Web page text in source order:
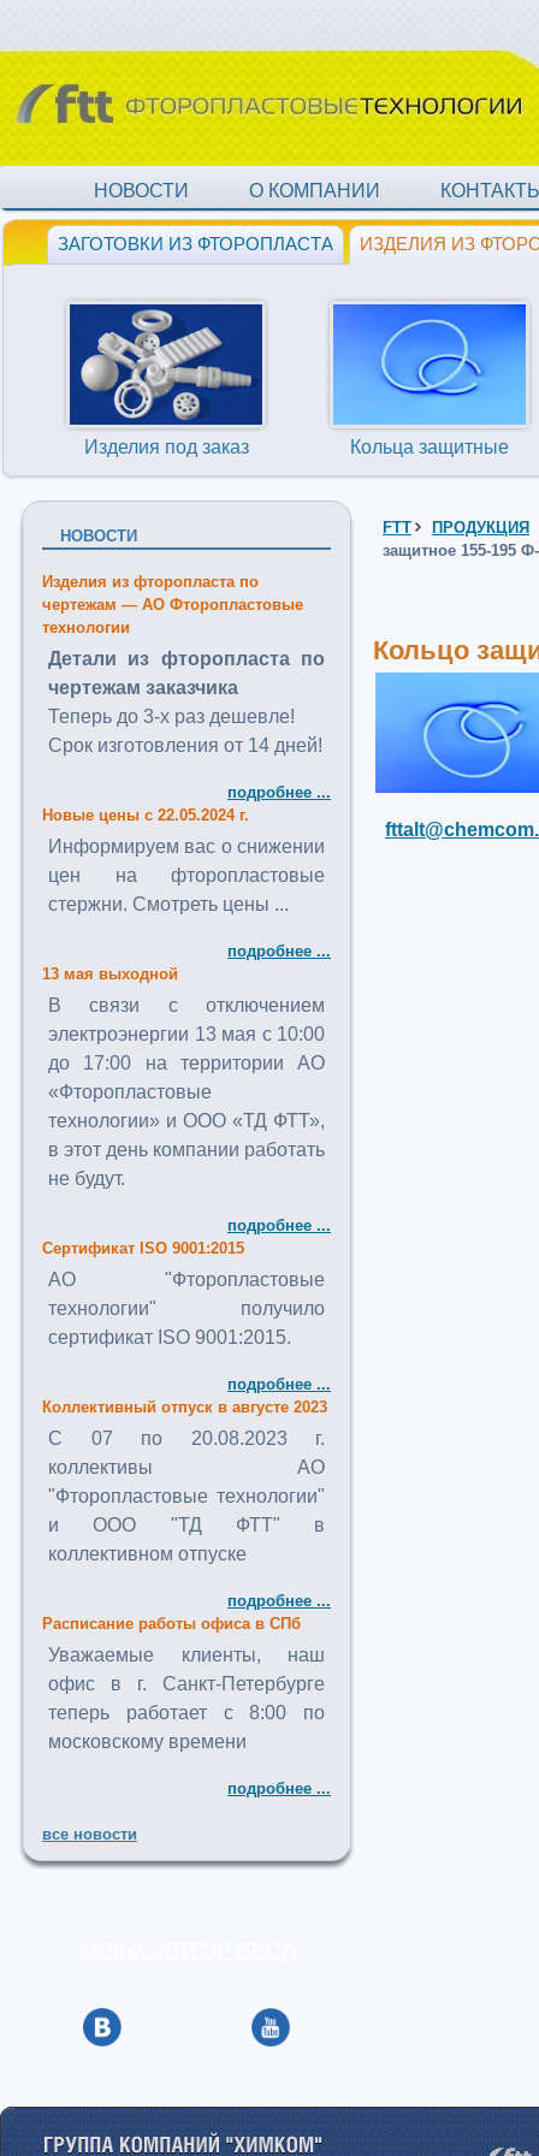
НОВОСТИ О КОМПАНИИ
ЗАГОТОВКИ ИЗ ФТОРОПЛАСТА ИЗДЕЛИЯ ИЗ
Изделия под заказ Кольца защитные
НОВОСТИ
Изделия из фторопласта по
чертежам — АО Фторопластовые
технологии
Детали из фторопласта по
чертежам заказчика
Теперь до 3-х раз дешевле!
Срок изготовления от 14 дней!
подробнее ...
Новые цены с 22.05.2024 г.
Информируем вас о снижении
цен на фторопластовые
стержни. Смотреть цены ...
подробнее ...
13 мая выходной
В связи с отключением
электроэнергии 13 мая с 10:00
до 17:00 на территории АО
«Фторопластовые
технологии» и ООО «ТД ФТТ»,
в этот день компании работать
не будут.
подробнее ...
Сертификат ISO 9001:2015
АО "Фторопластовые
технологии" получило
сертификат ISO 9001:2015.
подробнее ...
Коллективный отпуск в августе 2023
C 07 по 20.08.2023 г.
коллективы АО
"Фторопластовые технологии"
и ООО "ТД ФТТ" в
коллективном отпуске
подробнее ...
Расписание работы офиса в СПб
Уважаемые клиенты, наш
офис в г. Санкт-Петербурге
теперь работает с 8:00 по
московскому времени
подробнее ...
все новости
FTT
ПРОДУКЦИЯ
защитное 155-195
Кольцо